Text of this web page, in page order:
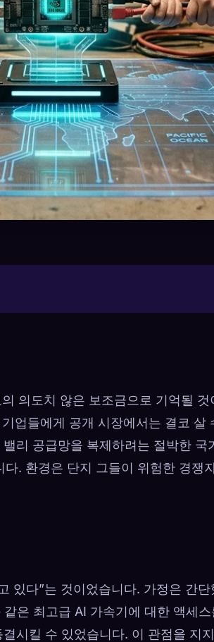
의도치 않은 보조금으로 기억될 것
업들에게 공개 시장에서는 결코 살
리 공급망을 복제하려는 절박한 국
. 환경은 단지 그들이 위험한 경쟁
있다”는 것이었습니다. 가정은 간단
은 최고급 AI 가속기에 대한 액세스
시킬 수 있었습니다. 이 관점을 지